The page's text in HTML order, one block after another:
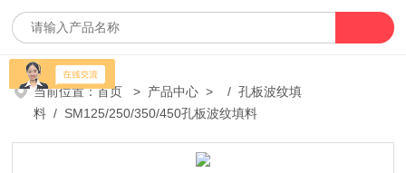
当前位置：首页 > 产品中心 > /孔板波纹填
料 / SM125/250/350/450孔板波纹填料